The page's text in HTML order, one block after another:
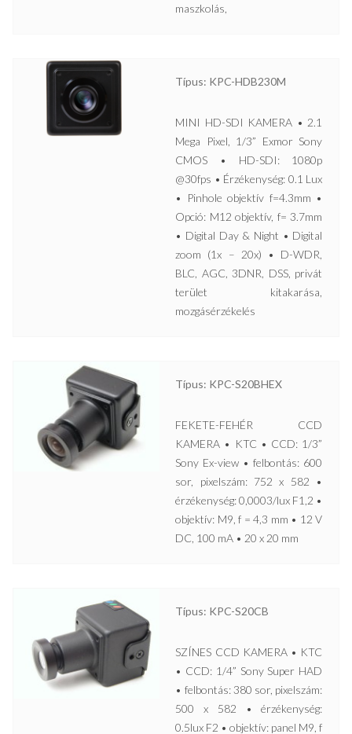
maszkolás,
Típus: KPC-HDB230M
MINI HD-SDI KAMERA • 2.1
Mega Pixel, 1/3” Exmor Sony
CMOS • HD-SDI: 1080p
@30fps • Érzékenység: 0.1 Lux
• Pinhole objektív f=4.3mm •
Opció: M12 objektív, f= 3.7mm
• Digital Day & Night • Digital
zoom (1x – 20x) • D-WDR,
BLC, AGC, 3DNR, DSS, privát
terület kitakarása,
mozgásérzékelés
Típus: KPC-S20BHEX
FEKETE-FEHÉR CCD
KAMERA • KTC • CCD: 1/3”
Sony Ex-view • felbontás: 600
sor, pixelszám: 752 x 582 •
érzékenység: 0,0003/lux F1,2 •
objektív: M9, f = 4,3 mm • 12 V
DC, 100 mA • 20 x 20 mm
Típus: KPC-S20CB
SZÍNES CCD KAMERA • KTC
• CCD: 1/4” Sony Super HAD
• felbontás: 380 sor, pixelszám:
500 x 582 • érzékenység:
0.5lux F2 • objektív: panel M9, f